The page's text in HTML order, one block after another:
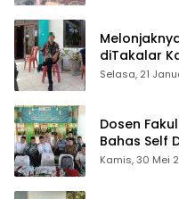
diTakalar
angkat
Selasa, 21
Dosen
Bahas Self
Ijtima Ulama
Kamis, 30 Mei